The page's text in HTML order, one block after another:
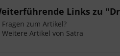
Links zu
Fragen zum Artikel?
Weitere Artikel von Satra